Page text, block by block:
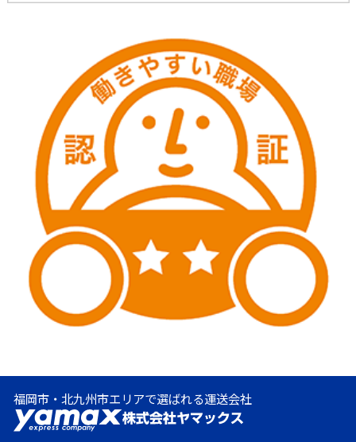
福岡市・北九州市エリアで選ばれる運送会社